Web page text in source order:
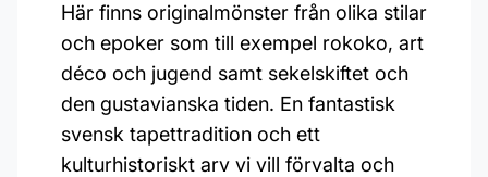
Här finns originalmönster från olika stilar
och epoker som till exempel rokoko, art
déco och jugend samt sekelskiftet och
den gustavianska tiden. En fantastisk
svensk tapettradition och ett
kulturhistoriskt arv vi vill förvalta och